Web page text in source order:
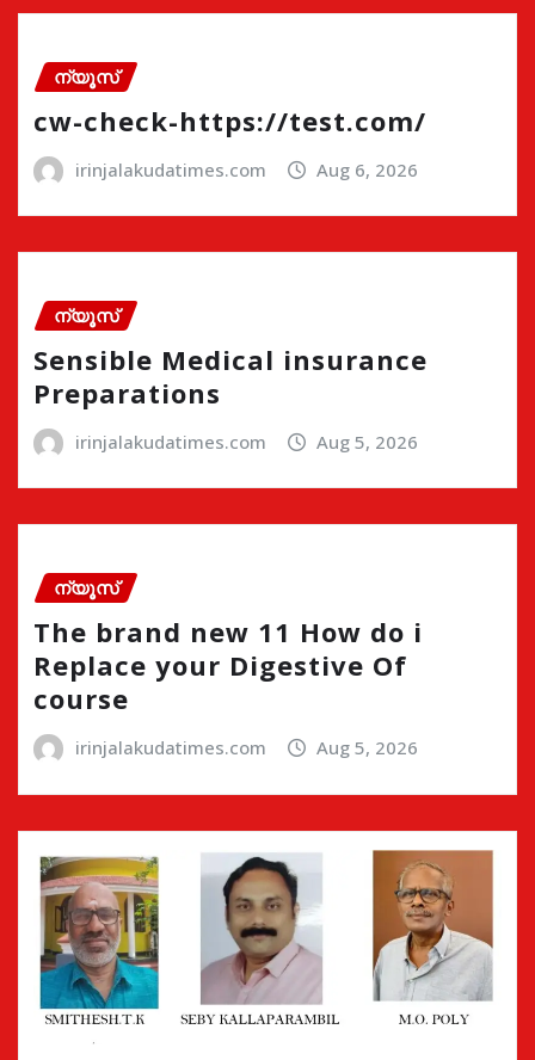
ന്യൂസ്
cw-check-https://test.com/
irinjalakudatimes.com Aug 6, 2026
ന്യൂസ്
Sensible Medical insurance
Preparations
irinjalakudatimes.com Aug 5, 2026
ന്യൂസ്
The brand new 11 How do i
Replace your Digestive Of
course
irinjalakudatimes.com Aug 5, 2026